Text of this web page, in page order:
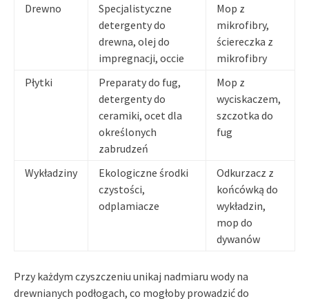
Drewno
Specjalistyczne
detergenty do
drewna, olej do
impregnacji, occie
Mop z
mikrofibry,
ściereczka z
mikrofibry
Płytki
Preparaty do fug,
detergenty do
ceramiki, ocet dla
określonych
zabrudzeń
Mop z
wyciskaczem,
szczotka do
fug
Wykładziny
Ekologiczne środki
czystości,
odplamiacze
Odkurzacz z
końcówką do
wykładzin,
mop do
dywanów
Przy każdym czyszczeniu unikaj nadmiaru wody na
drewnianych podłogach, co mogłoby prowadzić do